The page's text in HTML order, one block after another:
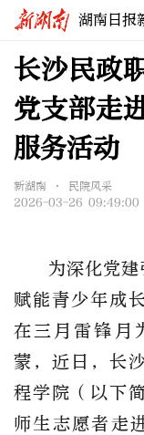
湖南日报
长沙民政
党支部走
服务活动
新湖南 • 民院风采
2026-03-26 09:49:00
为深化党
赋能青少年成
在三月雷锋月
蒙，近日，长
程学院（以下
师生志愿者走